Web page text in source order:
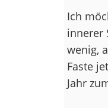
Ich
innerer
wenig,
Faste
Jahr